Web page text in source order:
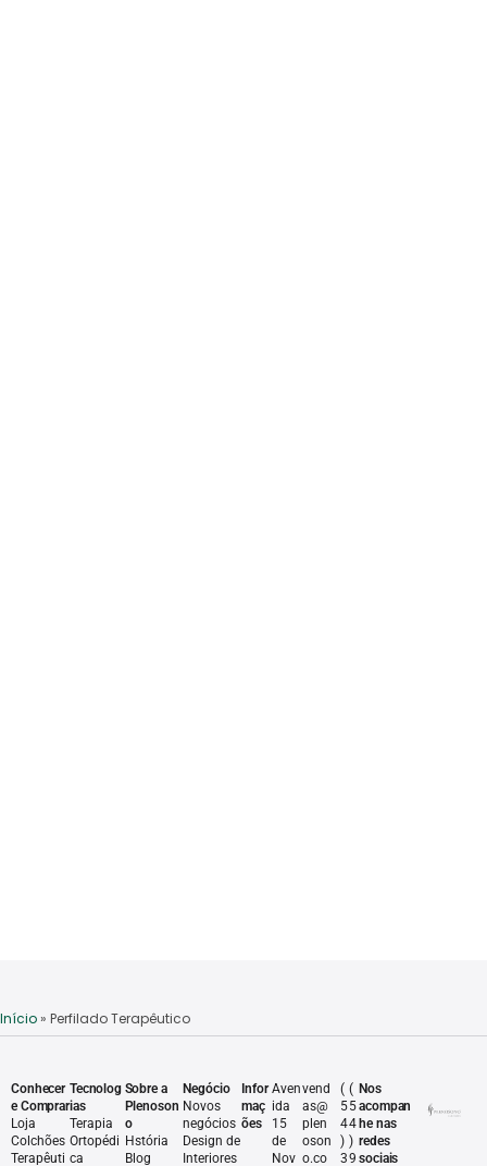
Início» Perfilado Terapêutico
Conhecer
e Comprar
Loja
Colchões
Terapêuti
Tecnolog
ias
Terapia
Ortopédi
ca
Sobre a
Plenoson
o
Hstória
Blog
Negócio
Novos
negócios
Design de
Interiores
Infor
maç
ões
Aven
ida
15
de
Nov
vend
as@
plen
oson
o.co
(
5
4
)
3
(
5
4
)
9
Nos
acompan
he nas
redes
sociais